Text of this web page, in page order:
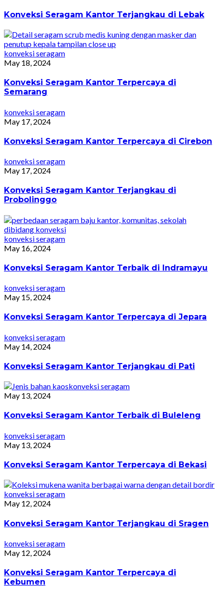
Konveksi Seragam Kantor Terjangkau di Lebak
konveksi seragam
May 18, 2024
Konveksi Seragam Kantor Terpercaya di
Semarang
konveksi seragam
May 17, 2024
Konveksi Seragam Kantor Terpercaya di Cirebon
konveksi seragam
May 17, 2024
Konveksi Seragam Kantor Terjangkau di
Probolinggo
konveksi seragam
May 16, 2024
Konveksi Seragam Kantor Terbaik di Indramayu
konveksi seragam
May 15, 2024
Konveksi Seragam Kantor Terpercaya di Jepara
konveksi seragam
May 14, 2024
Konveksi Seragam Kantor Terjangkau di Pati
konveksi seragam
May 13, 2024
Konveksi Seragam Kantor Terbaik di Buleleng
konveksi seragam
May 13, 2024
Konveksi Seragam Kantor Terpercaya di Bekasi
konveksi seragam
May 12, 2024
Konveksi Seragam Kantor Terjangkau di Sragen
konveksi seragam
May 12, 2024
Konveksi Seragam Kantor Terpercaya di
Kebumen